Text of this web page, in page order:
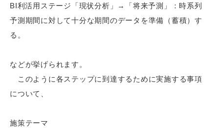
BI利活用ステージ「現状分析」→「将来予測」：時系列
予測期間に対して十分な期間のデータを準備（蓄積）す
る。
などが挙げられます。
このように各ステップに到達するために実施する事項
について、
施策テーマ